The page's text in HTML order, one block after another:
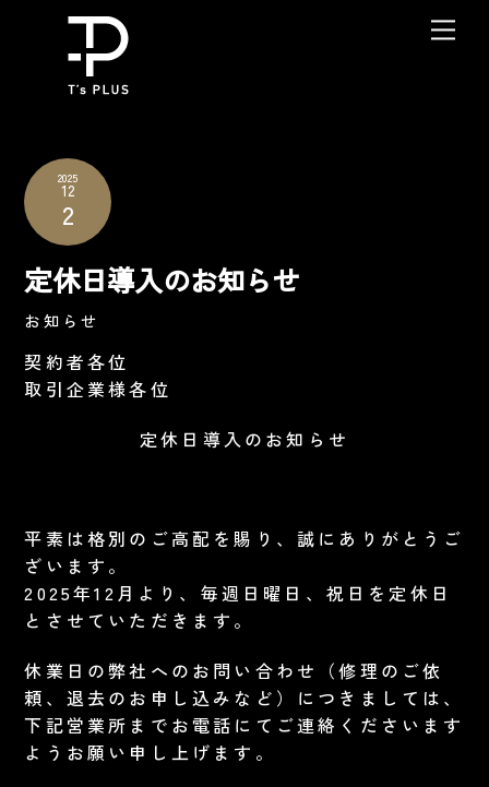
content
2025
12
2
定休日導入のお知らせ
お知らせ
契約者各位
取引企業様各位
定休日導入のお知らせ
平素は格別のご高配を賜り、誠にありがとうご
ざいます。
2025年12月より、毎週日曜日、祝日を定休日
とさせていただきます。
休業日の弊社へのお問い合わせ（修理のご依
頼、退去のお申し込みなど）につきましては、
下記営業所までお電話にてご連絡くださいます
ようお願い申し上げます。